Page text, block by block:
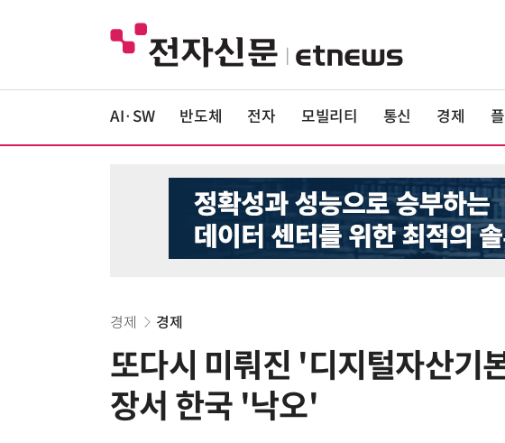
AI·SW 반도체 전자 모빌리티 통신 경제
경제 경제
또다시 미뤄진 '디지털자산기
장서 한국 '낙오'